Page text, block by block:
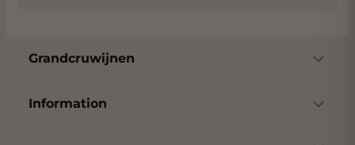
Grandcruwijnen
Information